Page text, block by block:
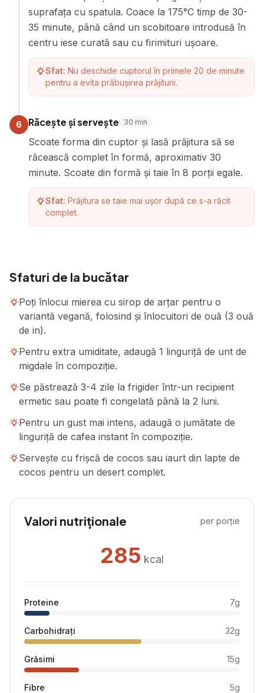
suprafața cu spatula. Coace la 175°C timp de 30-
35 minute, până când un scobitoare introdusă în
centru iese curată sau cu firimituri ușoare.
Sfat: Nu deschide cuptorul în primele 20 de minute
pentru a evita prăbușirea prăjiturii.
6 Răcește și servește 30 min
Scoate forma din cuptor și lasă prăjitura să se
răcească complet în formă, aproximativ 30
minute. Scoate din formă și taie în 8 porții egale.
Sfat: Prăjitura se taie mai ușor după ce s-a răcit
complet.
Sfaturi de la bucătar
Poți înlocui mierea cu sirop de arțar pentru o
variantă vegană, folosind și înlocuitori de ouă (3 ouă
de in).
Pentru extra umiditate, adaugă 1 linguriță de unt de
migdale în compoziție.
Se păstrează 3-4 zile la frigider într-un recipient
ermetic sau poate fi congelată până la 2 luni.
Pentru un gust mai intens, adaugă o jumătate de
linguriță de cafea instant în compoziție.
Servește cu frișcă de cocos sau iaurt din lapte de
cocos pentru un desert complet.
Valori nutriționale per porție
285 kcal
Proteine 7g
Carbohidrați 32g
Grăsimi 15g
Fibre 5g